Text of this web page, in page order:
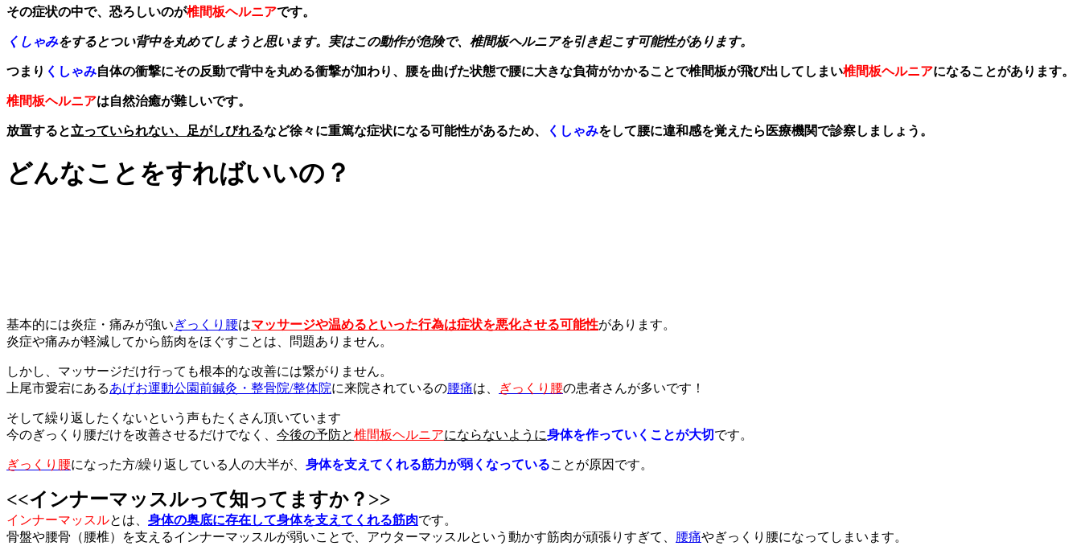
その症状の中で、恐ろしいのが椎間板ヘルニアです。
くしゃみをするとつい背中を丸めてしまうと思います。実はこの動作が危険で、椎間板ヘルニアを引き起こす可能性があります。
つまり くしゃみ自体の衝撃にその反動で背中を丸める衝撃が加わり、腰を曲げた状態で腰に大きな負荷がかかることで椎間板が飛び出してしまい椎間板ヘルニアになることがあります。
椎間板ヘルニアは自然治癒が難しいです。
放置すると立っていられない、足がしびれるなど徐々に重篤な症状になる可能性があるため、 くしゃみをして腰に違和感を覚えたら医療機関で診察しましょう。
どんなことをすればいいの？
基本的には炎症・痛みが強いぎっくり腰はマッサージや温めるといった行為は症状を悪化させる可能性があります。
炎症や痛みが軽減してから筋肉をほぐすことは、問題ありません。
しかし、マッサージだけ行っても根本的な改善には繋がりません。
上尾市愛宕にあるあげお運動公園前鍼灸・整骨院/整体院に来院されているの腰痛は、 ぎっくり腰の患者さんが多いです！
そして繰り返したくないという声もたくさん頂いています
今のぎっくり腰だけを改善させるだけでなく、 今後の予防と椎間板ヘルニアにならないように身体を作っていくことが大切です。
ぎっくり腰になった方/繰り返している人の大半が、 身体を支えてくれる筋力が弱くなっていることが原因です。
<<インナーマッスルって知ってますか？>>
インナーマッスルとは、 身体の奥底に存在して身体を支えてくれる筋肉です。
骨盤や腰骨（腰椎）を支えるインナーマッスルが弱いことで、アウターマッスルという動かす筋肉が頑張りすぎて、 腰痛やぎっくり腰になってしまいます。